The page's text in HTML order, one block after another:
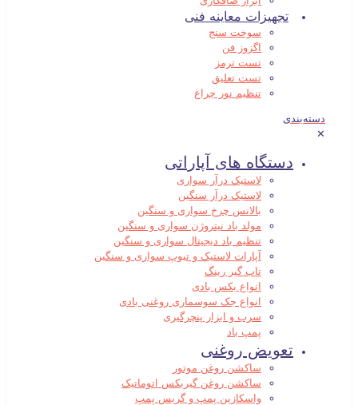
تجهیزات معاینه فنی
سوخت سنج
اگزوز فن
تست ترمز
تست تعلیق
تنظیم نور چراغ
دسته‌بندی
✕
دستگاه های آپاراتی
لاستیک درآر سواری
لاستیک درآر سنگین
بالانس چرخ سواری و سنگین
مولد باد نیتروژن سواری و سنگین
تنظیم باد دیجیتال سواری و سنگین
آپارات لاستیک و تیوپ سواری و سنگین
تاب گیر رینگ
انواع بکس بادی
انواع جک سوسماری روغنی بادی
سرب و ابزار پنچرگیری
پمپ باد
تعویض روغنی
ساکشن روغن موتور
ساکشن روغن گیربکس اتوماتیک
واسکازین پمپ و گریس پمپ